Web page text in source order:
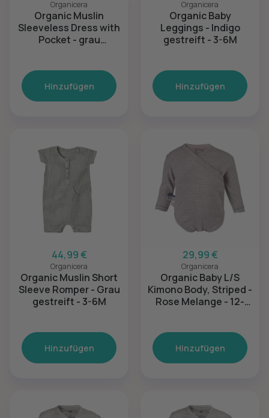
Organicera
Organic Muslin
Sleeveless Dress with
Pocket - grau
Hinzufügen
Organicera
Organic Baby
Leggings - Indigo
gestreift - 3-6M
Hinzufügen
44,99 €
Organicera
Organic Muslin Short
Sleeve Romper - Grau
gestreift - 3-6M
Hinzufügen
29,99 €
Organicera
Organic Baby L/S
Kimono Body, Striped -
Rose Melange - 12-
Hinzufügen